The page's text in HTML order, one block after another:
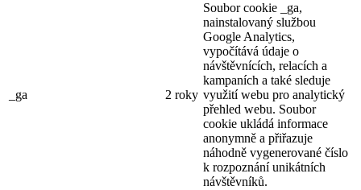
_ga 2 roky
Soubor cookie _ga,
nainstalovaný službou
Google Analytics,
vypočítává údaje o
návštěvnících, relacích a
kampaních a také sleduje
využití webu pro analytický
přehled webu. Soubor
cookie ukládá informace
anonymně a přiřazuje
náhodně vygenerované číslo
k rozpoznání unikátních
návštěvníků.